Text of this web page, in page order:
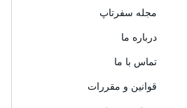
مجله سفرتاپ
درباره ما
تماس با ما
قوانین و مقررات